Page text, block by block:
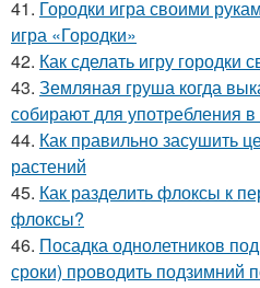
41. Городки игра своими
игра «Городки»
42. Как сделать игру городки
43. Земляная груша когда
собирают для употребления
44. Как правильно засушить
растений
45. Как разделить флоксы к
флоксы?
46. Посадка однолетников
сроки) проводить подзимний